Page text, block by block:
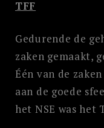
Zoek
naar:
TFF
Gedurende de
zaken gemaakt,
Één van de
aan de goede
het NSE was het